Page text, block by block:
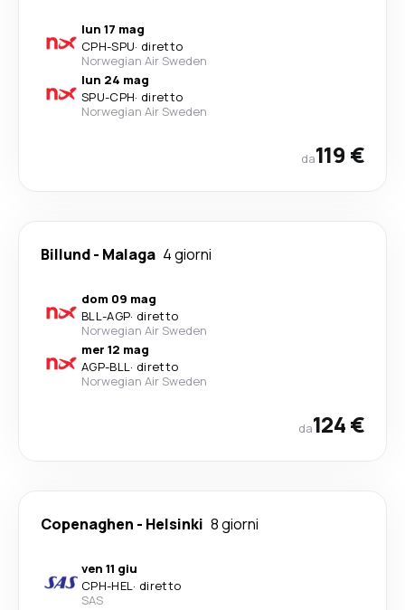
lun 17 mag
CPH-SPU· diretto
Norwegian Air Sweden
lun 24 mag
SPU-CPH· diretto
Norwegian Air Sweden
da119 €
Billund- Malaga 4 giorni
dom 09 mag
BLL-AGP· diretto
Norwegian Air Sweden
mer 12 mag
AGP-BLL· diretto
Norwegian Air Sweden
da124 €
Copenaghen - Helsinki 8 giorni
ven 11 giu
CPH-HEL· diretto
SAS